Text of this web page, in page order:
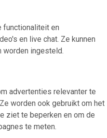
functionaliteit en
en live chat. Ze kunnen
worden ingesteld.
advertenties relevanter te
worden ook gebruikt om het
ziet te beperken en om de
te meten.